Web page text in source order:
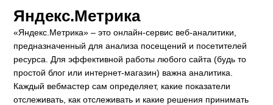
Яндекс.Метрика
«Яндекс.Метрика» – это онлайн-сервис веб-аналитики,
предназначенный для анализа посещений и посетителей
ресурса. Для эффективной работы любого сайта (будь то
простой блог или интернет-магазин) важна аналитика.
Каждый вебмастер сам определяет, какие показатели
отслеживать, как отслеживать и какие решения принимать